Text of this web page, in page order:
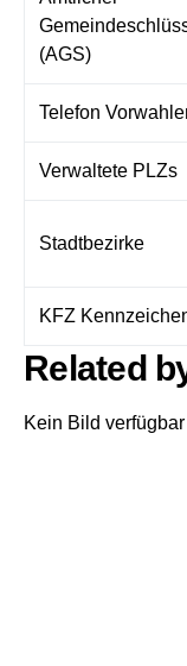
(AGS)
Telefon
Verwaltete PLZs
Stadtbezirke
KFZ
Related
Kein Bild verfügbar